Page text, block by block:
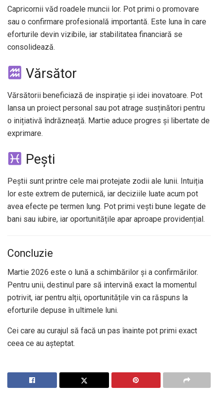
Capricornii văd roadele muncii lor. Pot primi o promovare
sau o confirmare profesională importantă. Este luna în care
eforturile devin vizibile, iar stabilitatea financiară se
consolidează.
Vărsător
Vărsătorii beneficiază de inspirație și idei inovatoare. Pot
lansa un proiect personal sau pot atrage susținători pentru
o inițiativă îndrăzneață. Martie aduce progres și libertate de
exprimare.
Pești
Peștii sunt printre cele mai protejate zodii ale lunii. Intuiția
lor este extrem de puternică, iar deciziile luate acum pot
avea efecte pe termen lung. Pot primi vești bune legate de
bani sau iubire, iar oportunitățile apar aproape providențial.
Concluzie
Martie 2026 este o lună a schimbărilor și a confirmărilor.
Pentru unii, destinul pare să intervină exact la momentul
potrivit, iar pentru alții, oportunitățile vin ca răspuns la
eforturile depuse în ultimele luni.
Cei care au curajul să facă un pas înainte pot primi exact
ceea ce au așteptat.